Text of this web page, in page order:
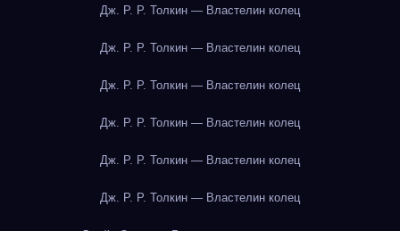
Дж. Р. Р. Толкин — Властелин колец
Дж. Р. Р. Толкин — Властелин колец
Дж. Р. Р. Толкин — Властелин колец
Дж. Р. Р. Толкин — Властелин колец
Дж. Р. Р. Толкин — Властелин колец
Дж. Р. Р. Толкин — Властелин колец